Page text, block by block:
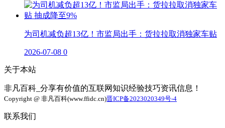
为司机减负超13亿！市监局出手：货拉拉取消独家车贴
2026-07-08 0
关于本站
非凡百科_分享有价值的互联网知识经验技巧资讯信息！
Copyright @ 非凡百科(www.ffidc.cn)晋ICP备2023020349号-4
联系我们